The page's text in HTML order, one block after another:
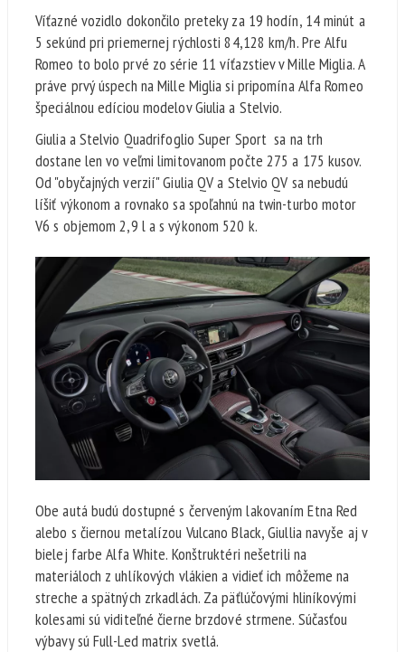
Víťazné vozidlo dokončilo preteky za 19 hodín, 14 minút a
5 sekúnd pri priemernej rýchlosti 84,128 km/h. Pre Alfu
Romeo to bolo prvé zo série 11 víťazstiev v Mille Miglia. A
práve prvý úspech na Mille Miglia si pripomína Alfa Romeo
špeciálnou edíciou modelov Giulia a Stelvio.
Giulia a Stelvio Quadrifoglio Super Sport sa na trh
dostane len vo veľmi limitovanom počte 275 a 175 kusov.
Od "obyčajných verzií" Giulia QV a Stelvio QV sa nebudú
líšiť výkonom a rovnako sa spoľahnú na twin-turbo motor
V6 s objemom 2,9 l a s výkonom 520 k.
Obe autá budú dostupné s červeným lakovaním Etna Red
alebo s čiernou metalízou Vulcano Black, Giullia navyše aj v
bielej farbe Alfa White. Konštruktéri nešetrili na
materiáloch z uhlíkových vlákien a vidieť ich môžeme na
streche a spätných zrkadlách. Za päťlúčovými hliníkovými
kolesami sú viditeľné čierne brzdové strmene. Súčasťou
výbavy sú Full-Led matrix svetlá.